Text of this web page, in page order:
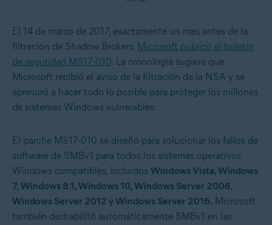
El 14 de marzo de 2017, exactamente un mes antes de la
filtración de Shadow Brokers, Microsoft publicó el boletín
de seguridad MS17-010. La cronología sugiere que
Microsoft recibió el aviso de la filtración de la NSA y se
apresuró a hacer todo lo posible para proteger los millones
de sistemas Windows vulnerables.
El parche MS17-010 se diseñó para solucionar los fallos de
software de SMBv1 para todos los sistemas operativos
Windows compatibles, incluidos Windows Vista, Windows
7, Windows 8.1, Windows 10, Windows Server 2008,
Windows Server 2012 y Windows Server 2016. Microsoft
también deshabilitó automáticamente SMBv1 en las